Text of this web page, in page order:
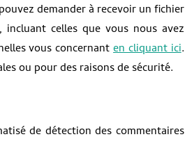
demander à recevoir un fichier
celles que vous nous avez
vous concernanten cliquant ici.
ou pour des raisons de sécurité.
de détection des commentaires